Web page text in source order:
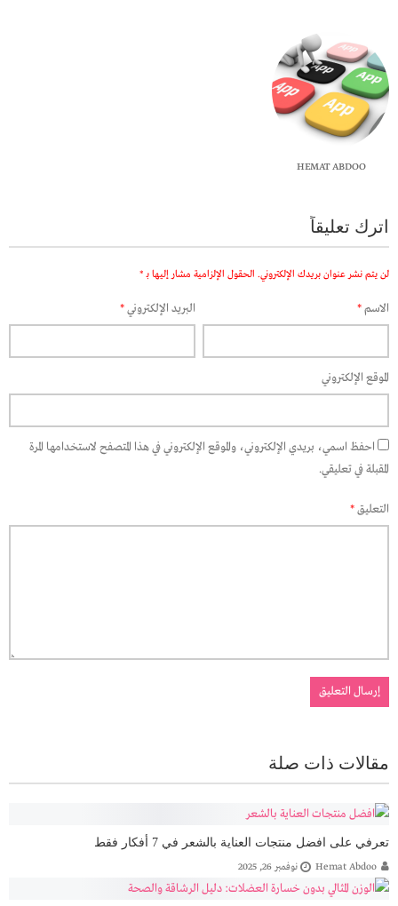
HEMAT ABDOO
اترك تعليقاً
لن يتم نشر عنوان بريدك الإلكتروني. الحقول الإلزامية مشار إليها بـ *
الاسم* البريد الإلكتروني*
الموقع الإلكتروني
احفظ اسمي، بريدي الإلكتروني، والموقع الإلكتروني في هذا المتصفح لاستخدامها المرة
المقبلة في تعليقي.
التعليق*
مقالات ذات صلة
تعرفي على افضل منتجات العناية بالشعر في 7 أفكار فقط
Hemat Abdoo نوفمبر 26, 2025